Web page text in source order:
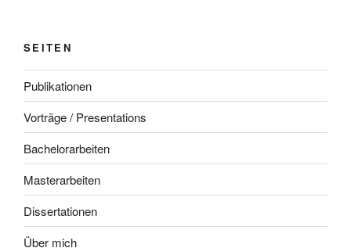
SEITEN
Publikationen
Vorträge / Presentations
Bachelorarbeiten
Masterarbeiten
Dissertationen
Über mich